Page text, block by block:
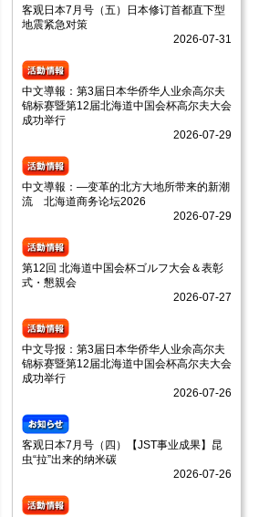
客观日本7月号（五）日本修订首都直下型
地震紧急对策
2026-07-31
中文導報：第3届日本华侨华人业余高尔夫
锦标赛暨第12届北海道中国会杯高尔夫大会
成功举行
2026-07-29
中文導報：—变革的北方大地所带来的新潮
流 北海道商务论坛2026
2026-07-29
第12回 北海道中国会杯ゴルフ大会＆表彰
式・懇親会
2026-07-27
中文导报：第3届日本华侨华人业余高尔夫
锦标赛暨第12届北海道中国会杯高尔夫大会
成功举行
2026-07-26
客观日本7月号（四）【JST事业成果】昆
虫“拉”出来的纳米碳
2026-07-26